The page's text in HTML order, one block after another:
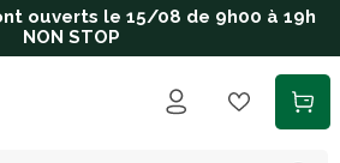
ouverts le 15/08 de 9h00 à 19h
NON STOP